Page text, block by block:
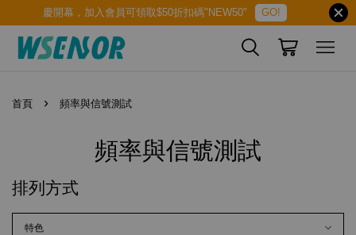
慶開幕，加入會員可領取$50折扣碼"NEW50" GO!
首頁 › 頻率與信號測試
頻率與信號測試
排列方式